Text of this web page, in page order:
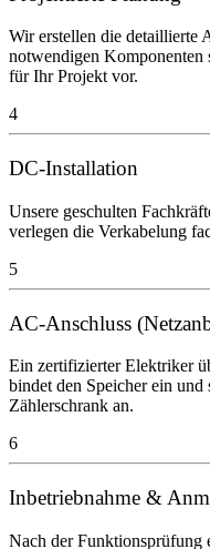
Wir erstellen die detaillierte
notwendigen Komponenten
für Ihr Projekt vor.
4
DC-Installation
Unsere geschulten
verlegen die Verkabelung
5
AC-Anschluss
Ein zertifizierter Elektriker
bindet den Speicher ein
Zählerschrank an.
6
Inbetriebnahme &
Nach der Funktionsprüfung